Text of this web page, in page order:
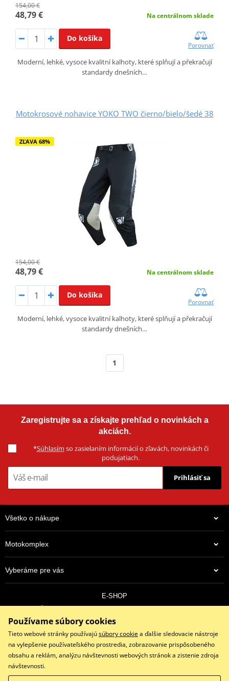
154,00 €
48,79 € Na centrálnom sklade
Do košíka
Porovnať
Moderní, lehké, vysoce kvalitní kalhoty, které splňují a překračují
standardy dnešních…
Motokrosové nohavice YOKO TWO čierno/bielo/šedé 38
ZĽAVA 68%
154,00 €
48,79 € Na centrálnom sklade
Do košíka
Porovnať
Moderní, lehké, vysoce kvalitní kalhoty, které splňují a překračují
standardy dnešních…
1
Zaregistrujte sa a získajte prehľad o novinkách a
akciách.
*Súhlasím so zasielaním informácií o zľavách, novinkách či
podujatiach.
Prihlásiť sa
Všetko o nákupe
Motokomplex
Vyberáme pre vás
E-SHOP
objednavky@eshopmotokomplex.sk
Po - Pia: 8:30-17:00 | Nedeľa: ZATVORENÉ
Facebook
Používame súbory cookies
Tieto webové stránky používajúsúbory cookiea ďalšie sledovacie nástroje
na vylepšenie používateľského prostredia, zobrazovanie prispôsobeného
obsahu a reklám, analýzu návštevnosti webových stránok a zistenie zdroja
návštevnosti.